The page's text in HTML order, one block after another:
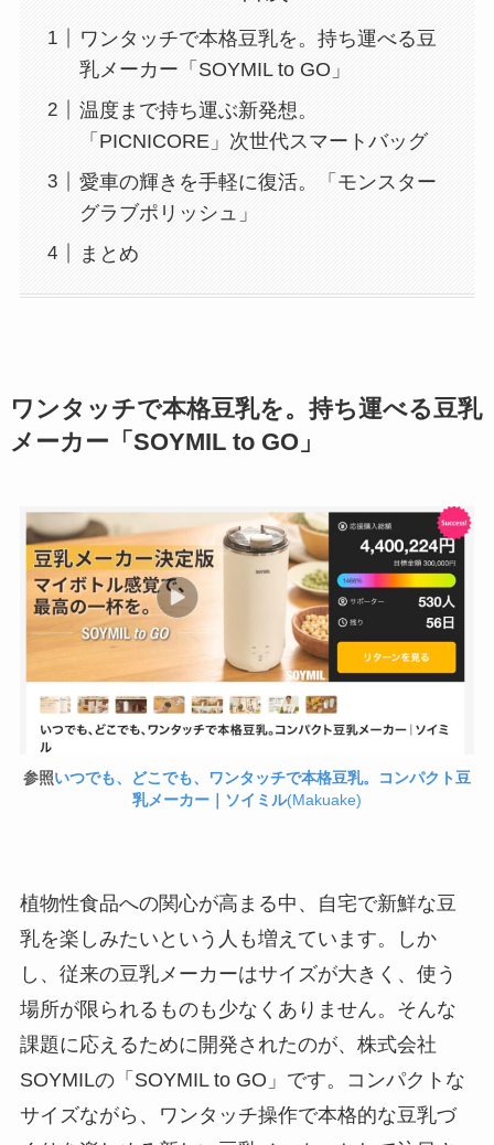
ワンタッチで本格豆乳を。持ち運べる豆
乳メーカー「SOYMIL to GO」
温度まで持ち運ぶ新発想。
「PICNICORE」次世代スマートバッグ
愛車の輝きを手軽に復活。「モンスター
グラブポリッシュ」
まとめ
ワンタッチで本格豆乳を。持ち運べる豆乳
メーカー「 SOYMIL to GO」
参照いつでも、どこでも、ワンタッチで本格豆乳。コンパクト豆
乳メーカー｜ソイミル(Makuake)
植物性食品への関心が高まる中、自宅で新鮮な豆
乳を楽しみたいという人も増えています。しか
し、従来の豆乳メーカーはサイズが大きく、使う
場所が限られるものも少なくありません。そんな
課題に応えるために開発されたのが、株式会社
SOYMILの「SOYMIL to GO」です。コンパクトな
サイズながら、ワンタッチ操作で本格的な豆乳づ